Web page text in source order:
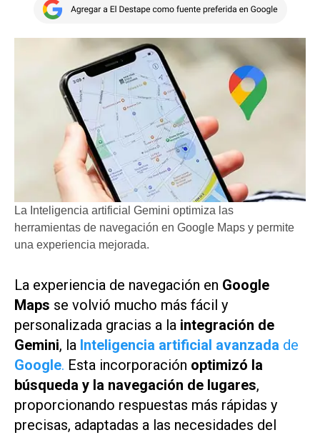
La Inteligencia artificial Gemini optimiza las
herramientas de navegación en Google Maps y permite
una experiencia mejorada.
La experiencia de navegación en Google
Maps se volvió mucho más fácil y
personalizada gracias a la integración de
Gemini, la Inteligencia artificial avanzada de
Google. Esta incorporación optimizó la
búsqueda y la navegación de lugares,
proporcionando respuestas más rápidas y
precisas, adaptadas a las necesidades del